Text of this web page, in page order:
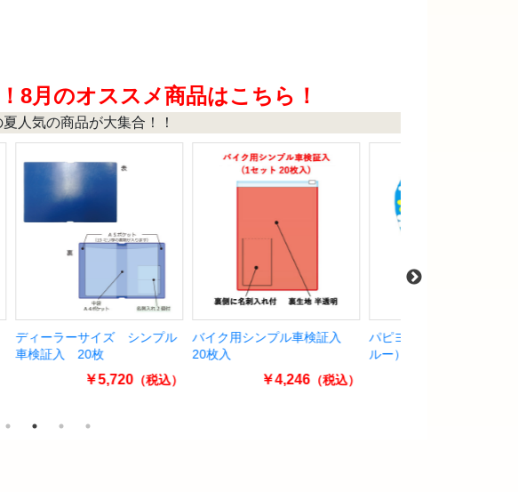
8月のオススメ商品はこちら！
夏人気の商品が大集合！！
プル
税込）
バイク用シンプル車検証入
20枚入
￥4,246（税込）
パピヨン（フラワー/スカイブ
￥1,650（税込）